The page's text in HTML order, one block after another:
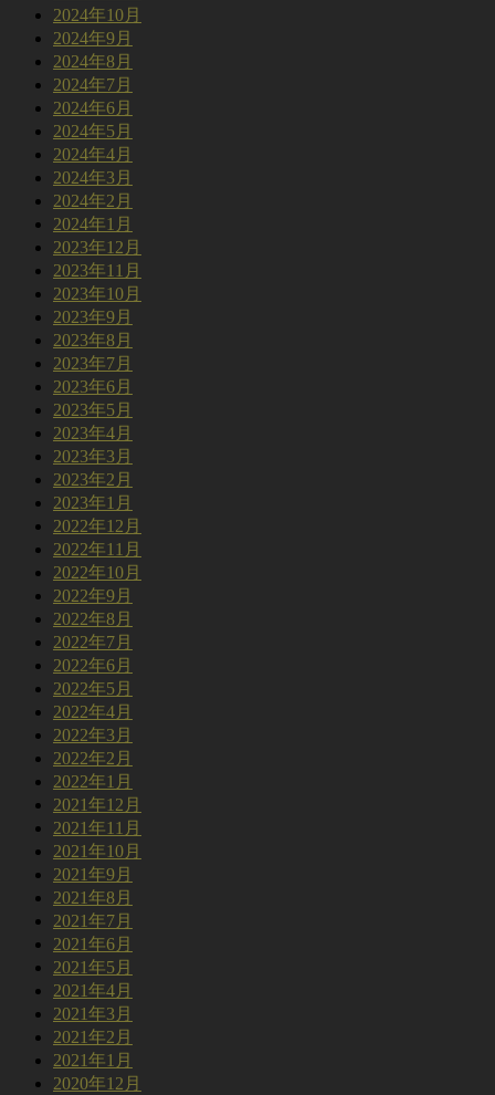
2024年10月
2024年9月
2024年8月
2024年7月
2024年6月
2024年5月
2024年4月
2024年3月
2024年2月
2024年1月
2023年12月
2023年11月
2023年10月
2023年9月
2023年8月
2023年7月
2023年6月
2023年5月
2023年4月
2023年3月
2023年2月
2023年1月
2022年12月
2022年11月
2022年10月
2022年9月
2022年8月
2022年7月
2022年6月
2022年5月
2022年4月
2022年3月
2022年2月
2022年1月
2021年12月
2021年11月
2021年10月
2021年9月
2021年8月
2021年7月
2021年6月
2021年5月
2021年4月
2021年3月
2021年2月
2021年1月
2020年12月